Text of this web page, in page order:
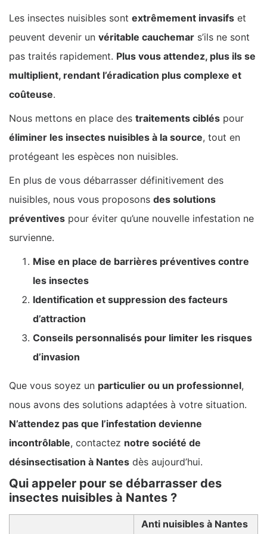
Les insectes nuisibles sont extrêmement invasifs et
peuvent devenir un véritable cauchemar s’ils ne sont
pas traités rapidement. Plus vous attendez, plus ils se
multiplient, rendant l’éradication plus complexe et
coûteuse.
Nous mettons en place des traitements ciblés pour
éliminer les insectes nuisibles à la source, tout en
protégeant les espèces non nuisibles.
En plus de vous débarrasser définitivement des
nuisibles, nous vous proposons des solutions
préventives pour éviter qu’une nouvelle infestation ne
survienne.
Mise en place de barrières préventives contre
les insectes
Identification et suppression des facteurs
d’attraction
Conseils personnalisés pour limiter les risques
d’invasion
Que vous soyez un particulier ou un professionnel,
nous avons des solutions adaptées à votre situation.
N’attendez pas que l’infestation devienne
incontrôlable, contactez notre société de
désinsectisation à Nantes dès aujourd’hui.
Qui appeler pour se débarrasser des
insectes nuisibles à Nantes ?
Anti nuisibles à Nantes